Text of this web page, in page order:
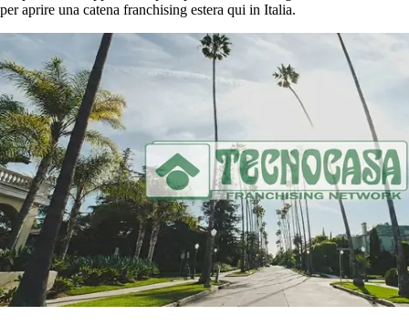
per aprire una catena franchising estera qui in Italia.